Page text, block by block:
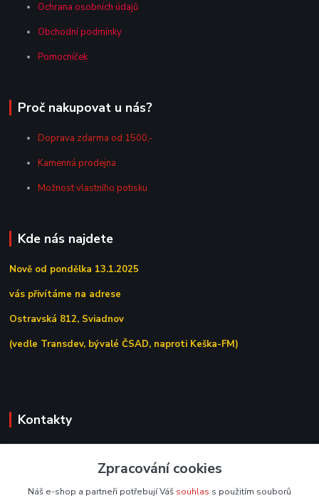
Ochrana osobních údajů
Obchodní podmínky
Pomocníček
Proč nakupovat u nás?
Doprava zdarma od 1500,-
Kamenná prodejna
Možnost vlastního potisku
Kde nás najdete
Nově od pondělka 13.1.2025
vás přivítáme na adrese
Ostravská 812, Sviadnov
(vedle Transdev, bývalé ČSAD, naproti Keška-FM)
Kontakty
obchod@tipoffice.cz
Zpracování cookies
Náš e-shop a partneři potřebují Váš souhlas s použitím souborů